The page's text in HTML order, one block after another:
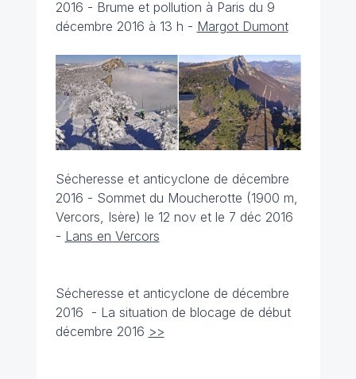
2016 - Brume et pollution à Paris du 9
décembre 2016 à 13 h - Margot Dumont
Sécheresse et anticyclone de décembre
2016 - Sommet du Moucherotte (1900 m,
Vercors, Isère) le 12 nov et le 7 déc 2016
- Lans en Vercors
Sécheresse et anticyclone de décembre
2016 - La situation de blocage de début
décembre 2016 >>